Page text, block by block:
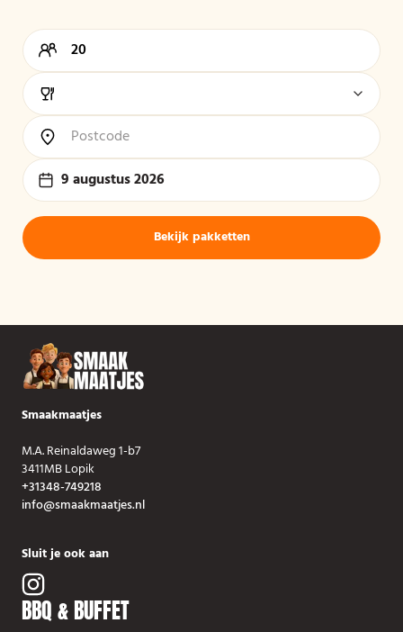
9 augustus 2026
Bekijk pakketten
Smaakmaatjes
M.A. Reinaldaweg 1-b7
3411MB Lopik
+31348-749218
info@smaakmaatjes.nl
Sluit je ook aan
BBQ & BUFFET